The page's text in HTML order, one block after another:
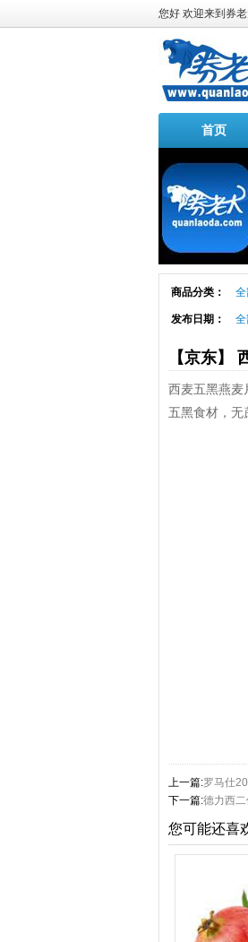
您好 欢迎来到券
首页
商品分类：
发布日期：
【京东】
西麦五黑燕麦
五黑食材，无
上一篇:罗马仕
下一篇:德力西
您可能还喜